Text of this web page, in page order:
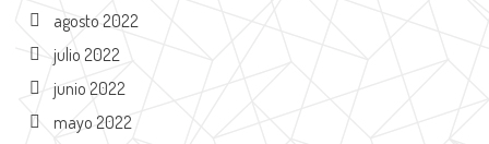
agosto 2022
julio 2022
junio 2022
mayo 2022